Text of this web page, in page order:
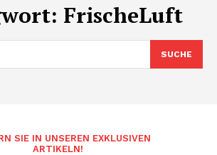
FrischeLuft
SUCHE
SIE IN UNSEREN EXKLUSIVEN
ARTIKELN!